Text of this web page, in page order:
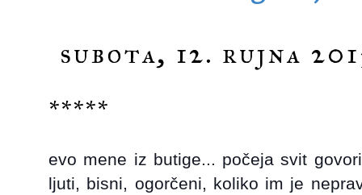
subota, 12. rujna
*****
evo mene iz butige... počeja svit
ljuti, bisni, ogorčeni, koliko im je